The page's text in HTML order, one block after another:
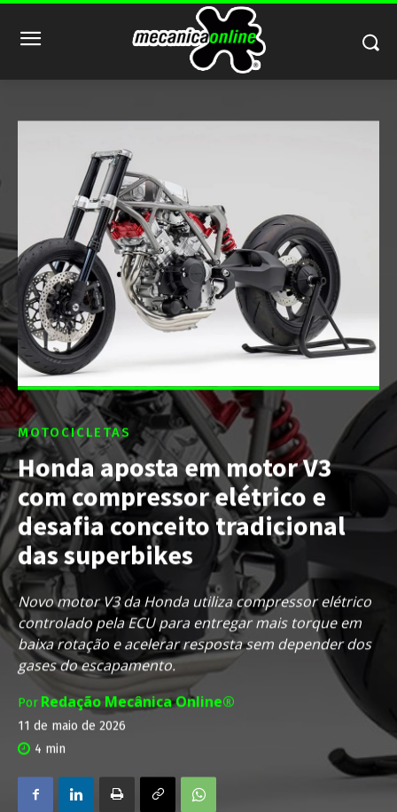
MOTOCICLETAS
Honda aposta em motor V3
com compressor elétrico e
desafia conceito tradicional
das superbikes
Novo motor V3 da Honda utiliza compressor elétrico
controlado pela ECU para entregar mais torque em
baixa rotação e acelerar resposta sem depender dos
gases do escapamento.
Por Redação Mecânica Online®
11 de maio de 2026
4 min